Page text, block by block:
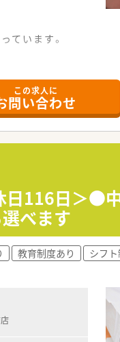
ています。
この求人に
問い合わせ
日116日＞●
べます
教育制度あり シフト